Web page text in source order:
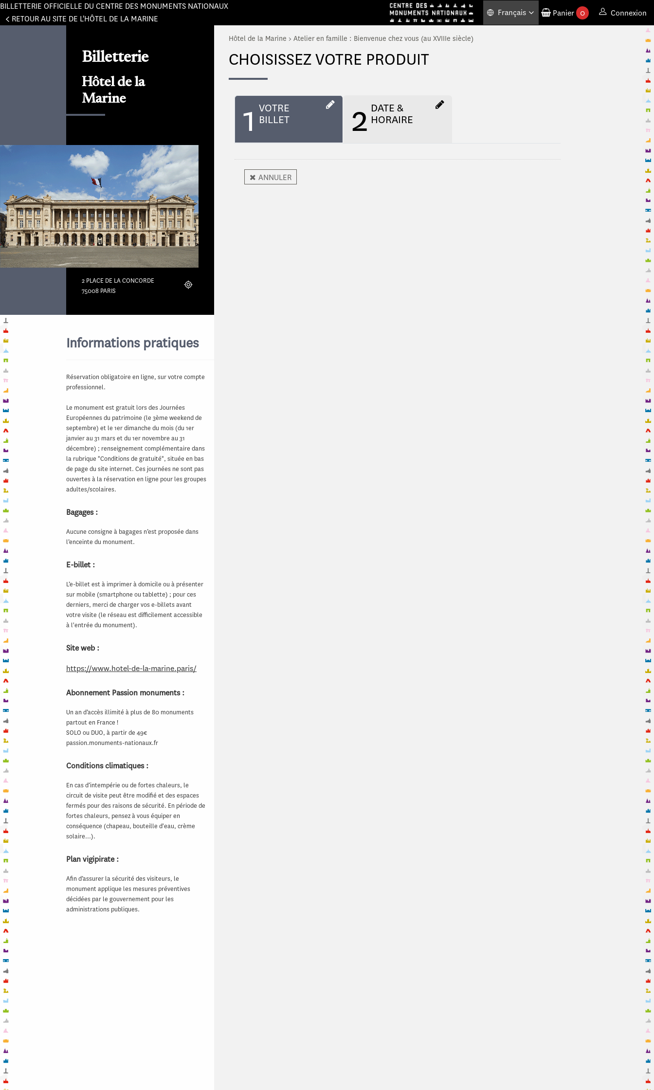
BILLETTERIE OFFICIELLE DU CENTRE DES MONUMENTS NATIONAUX
RETOUR AU SITE DE L'HÔTEL DE LA MARINE
Français Panier 0 Connexion
Billetterie
Hôtel de la
Marine
2 PLACE DE LA CONCORDE
75008 PARIS
Localiser
Informations pratiques
Réservation obligatoire en ligne, sur votre compte
professionnel.
Le monument est gratuit lors des Journées
Européennes du patrimoine (le 3ème weekend de
septembre) et le 1er dimanche du mois (du 1er
janvier au 31 mars et du 1er novembre au 31
décembre) ; renseignement complémentaire dans
la rubrique "Conditions de gratuité", située en bas
de page du site internet. Ces journées ne sont pas
ouvertes à la réservation en ligne pour les groupes
adultes/scolaires.
Bagages :
Aucune consigne à bagages n’est proposée dans
l’enceinte du monument.
E-billet :
L’e-billet est à imprimer à domicile ou à présenter
sur mobile (smartphone ou tablette) ; pour ces
derniers, merci de charger vos e-billets avant
votre visite (le réseau est difficilement accessible
à l'entrée du monument).
Site web :
https://www.hotel-de-la-marine.paris/
Abonnement Passion monuments :
Un an d’accès illimité à plus de 80 monuments
partout en France !
SOLO ou DUO, à partir de 49€
passion.monuments-nationaux.fr
Conditions climatiques :
En cas d’intempérie ou de fortes chaleurs, le
circuit de visite peut être modifié et des espaces
fermés pour des raisons de sécurité. En période de
fortes chaleurs, pensez à vous équiper en
conséquence (chapeau, bouteille d'eau, crème
solaire…).
Plan vigipirate :
Afin d’assurer la sécurité des visiteurs, le
monument applique les mesures préventives
décidées par le gouvernement pour les
administrations publiques.
Hôtel de la Marine > Atelier en famille : Bienvenue chez vous (au XVIIIe siècle)
CHOISISSEZ VOTRE PRODUIT
1 VOTRE
BILLET
2 DATE &
HORAIRE
ANNULER
Panneau de gestion des cookies